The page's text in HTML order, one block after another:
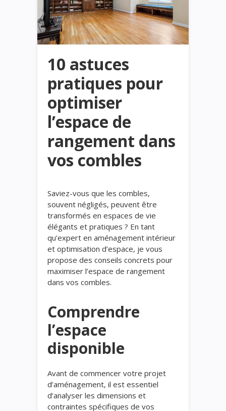
10 astuces
pratiques pour
optimiser
l’espace de
rangement dans
vos combles
Saviez-vous que les combles,
souvent négligés, peuvent être
transformés en espaces de vie
élégants et pratiques ? En tant
qu’expert en aménagement intérieur
et optimisation d’espace, je vous
propose des conseils concrets pour
maximiser l’espace de rangement
dans vos combles.
Comprendre
l’espace
disponible
Avant de commencer votre projet
d’aménagement, il est essentiel
d’analyser les dimensions et
contraintes spécifiques de vos